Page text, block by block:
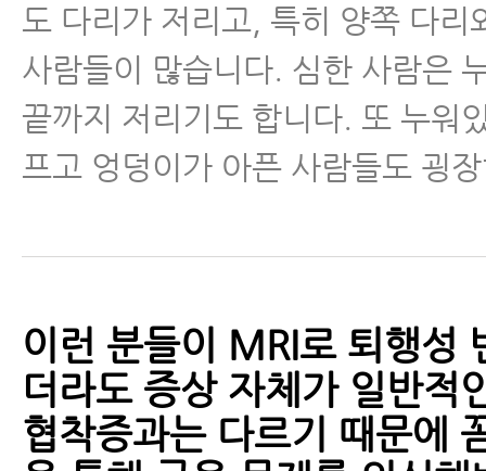
도 다리가 저리고, 특히 양쪽 다리
사람들이 많습니다. 심한 사람은
끝까지 저리기도 합니다. 또 누워
프고 엉덩이가 아픈 사람들도 굉
이런 분들이 MRI로 퇴행성
더라도 증상 자체가 일반적
협착증과는 다르기 때문에